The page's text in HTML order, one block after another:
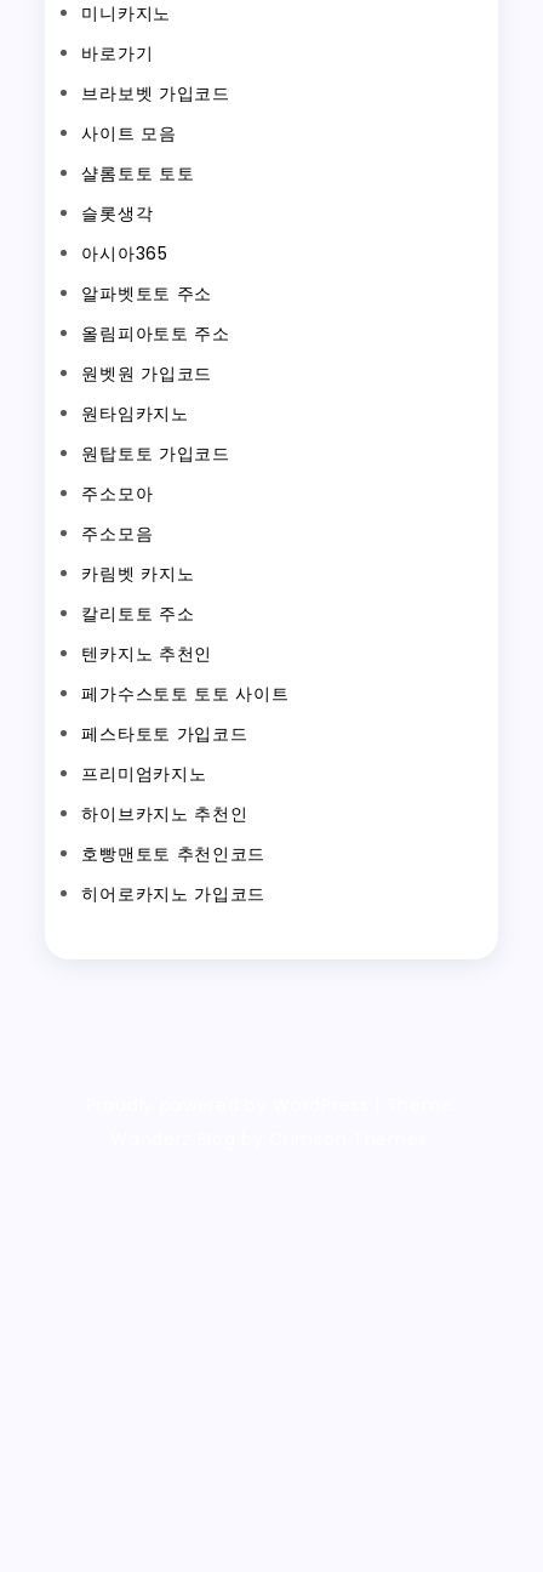
미니카지노
바로가기
브라보벳 가입코드
사이트 모음
샬롬토토 토토
슬롯생각
아시아365
알파벳토토 주소
올림피아토토 주소
원벳원 가입코드
원타임카지노
원탑토토 가입코드
주소모아
주소모음
카림벳 카지노
칼리토토 주소
텐카지노 추천인
페가수스토토 토토 사이트
페스타토토 가입코드
프리미엄카지노
하이브카지노 추천인
호빵맨토토 추천인코드
히어로카지노 가입코드